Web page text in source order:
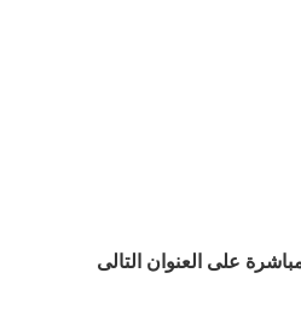
على العنوان التالى